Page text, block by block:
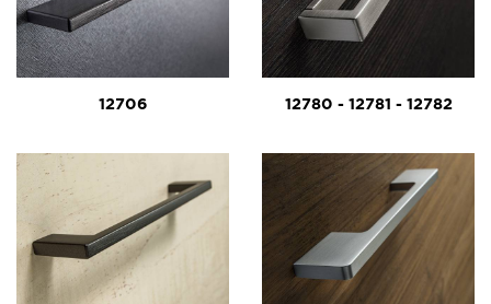
12706 12780 - 12781 - 12782